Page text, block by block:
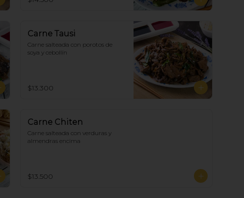
Carne Tausi
Carne salteada con porotos de
soya y cebollín
$13.300
Carne Chiten
Carne salteada con verduras y
almendras encima
$13.500